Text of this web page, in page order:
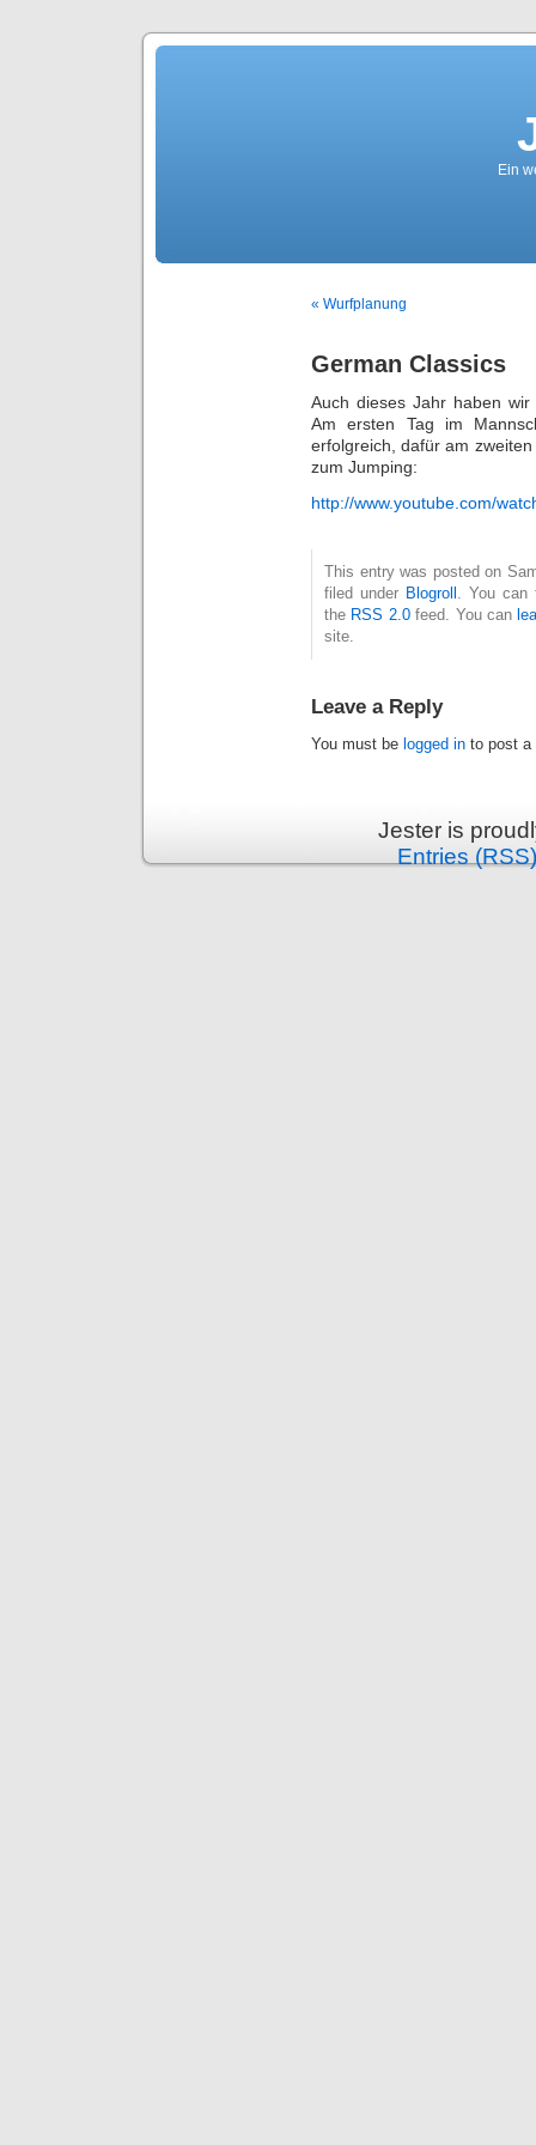
Ein
« Wurfplanung
German Classics
Auch dieses Jahr haben
Am ersten Tag im
erfolgreich, dafür am
zum Jumping:
http://www.youtube.com/
This entry was posted on
filed under Blogroll . You can
the RSS 2.0feed. You can
site.
Leave a Reply
You must be logged in to post a
Jester is
Entries (RSS)